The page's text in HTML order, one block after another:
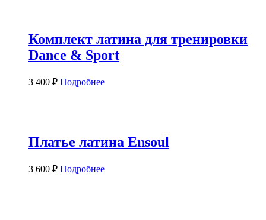
Комплект латина для тренировки
Dance & Sport
3 400 ₽ Подробнее
Платье латина Ensoul
3 600 ₽ Подробнее